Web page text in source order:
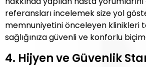
referansları incelemek size yol
memnuniyetini önceleyen klinikleri
sağlığınıza güvenli ve konforlu
4. Hijyen ve Güvenlik